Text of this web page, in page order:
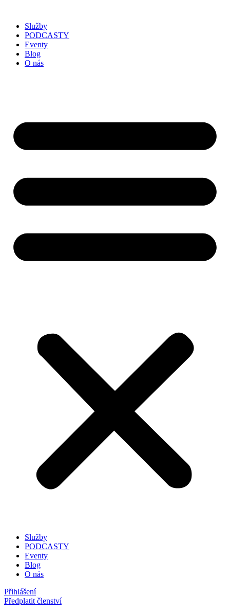
Služby
PODCASTY
Eventy
Blog
O nás
Služby
PODCASTY
Eventy
Blog
O nás
Přihlášení
Předplatit členství